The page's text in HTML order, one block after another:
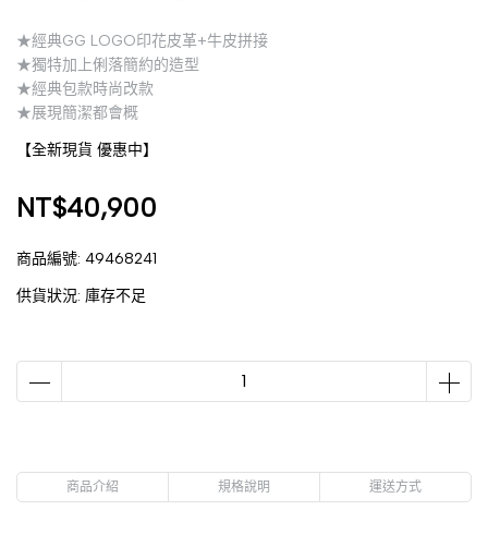
★經典GG LOGO印花皮革+牛皮拼接
★獨特加上俐落簡約的造型
★經典包款時尚改款
★展現簡潔都會概
【全新現貨 優惠中】
NT$40,900
商品編號: 49468241
供貨狀況: 庫存不足
商品介紹 規格說明 運送方式